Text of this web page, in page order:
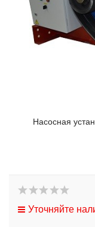
Насосная
Уточняйте